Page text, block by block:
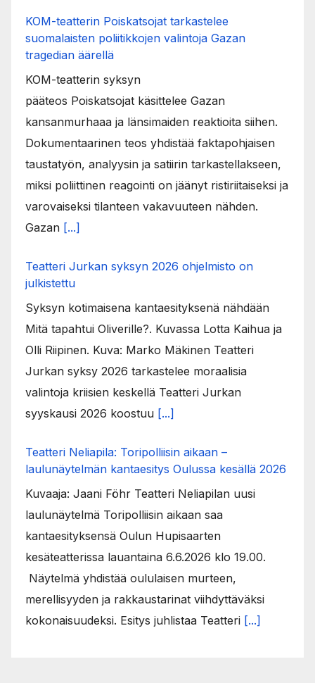
KOM-teatterin Poiskatsojat tarkastelee
suomalaisten poliitikkojen valintoja Gazan
tragedian äärellä
KOM-teatterin syksyn
pääteos Poiskatsojat käsittelee Gazan
kansanmurhaaa ja länsimaiden reaktioita siihen.
Dokumentaarinen teos yhdistää faktapohjaisen
taustatyön, analyysin ja satiirin tarkastellakseen,
miksi poliittinen reagointi on jäänyt ristiriitaiseksi ja
varovaiseksi tilanteen vakavuuteen nähden.
Gazan [...]
Teatteri Jurkan syksyn 2026 ohjelmisto on
julkistettu
Syksyn kotimaisena kantaesityksenä nähdään
Mitä tapahtui Oliverille?. Kuvassa Lotta Kaihua ja
Olli Riipinen. Kuva: Marko Mäkinen Teatteri
Jurkan syksy 2026 tarkastelee moraalisia
valintoja kriisien keskellä Teatteri Jurkan
syyskausi 2026 koostuu [...]
Teatteri Neliapila: Toripolliisin aikaan –
laulunäytelmän kantaesitys Oulussa kesällä 2026
Kuvaaja: Jaani Föhr Teatteri Neliapilan uusi
laulunäytelmä Toripolliisin aikaan saa
kantaesityksensä Oulun Hupisaarten
kesäteatterissa lauantaina 6.6.2026 klo 19.00.
Näytelmä yhdistää oululaisen murteen,
merellisyyden ja rakkaustarinat viihdyttäväksi
kokonaisuudeksi. Esitys juhlistaa Teatteri [...]